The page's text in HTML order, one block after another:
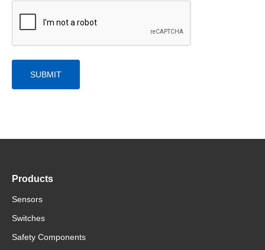
Products
Sensors
Switches
Safety Components